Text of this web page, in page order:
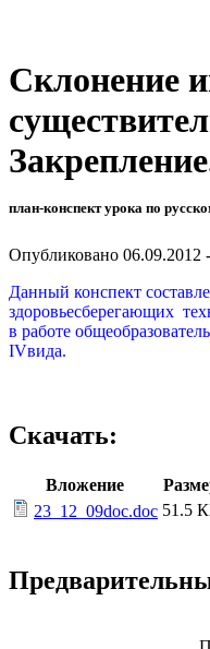
Склонение
план-конспект урока по
Опубликовано 06.09.2012
Данный конспект
здоровьесберегающих
в работе
IVвида.
Скачать:
Вложение
23_12_09doc.doc 51.5